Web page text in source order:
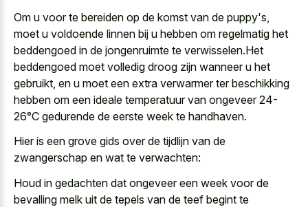
Om u voor te bereiden op de komst van de puppy's,
moet u voldoende linnen bij u hebben om regelmatig het
beddengoed in de jongenruimte te verwisselen.Het
beddengoed moet volledig droog zijn wanneer u het
gebruikt, en u moet een extra verwarmer ter beschikking
hebben om een ideale temperatuur van ongeveer 24-
26°C gedurende de eerste week te handhaven.
Hier is een grove gids over de tijdlijn van de
zwangerschap en wat te verwachten:
Houd in gedachten dat ongeveer een week voor de
bevalling melk uit de tepels van de teef begint te